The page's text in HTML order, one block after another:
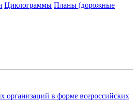
Циклограммы Планы (дорожные
организаций в форме всероссийских